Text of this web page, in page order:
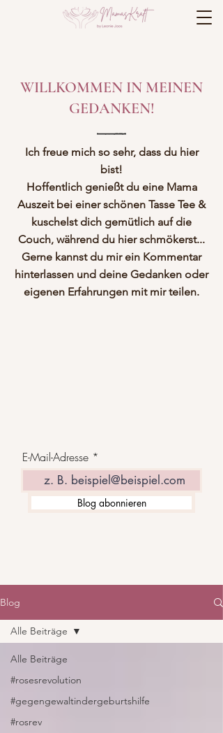
WILLKOMMEN IN MEINEN
GEDANKEN!
Ich freue mich so sehr, dass du hier
bist!
Hoffentlich genießt du eine Mama
Auszeit bei einer schönen Tasse Tee &
kuschelst dich gemütlich auf die
Couch, während du hier schmökerst...
Gerne kannst du mir ein Kommentar
hinterlassen und deine Gedanken oder
eigenen Erfahrungen mit mir teilen.
E-Mail-Adresse
Blog abonnieren
Blog
Alle Beiträge
#rosesrevolution
#gegengewaltindergeburtshilfe
#rosrev
Alle Beiträge